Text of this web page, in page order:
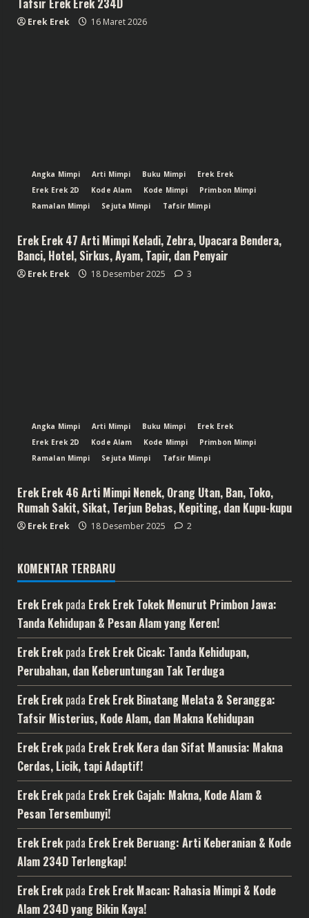
Tafsir Erek Erek 234D
Erek Erek 16 Maret 2026
Angka Mimpi Arti Mimpi Buku Mimpi
Erek Erek
Erek Erek 2D
Kode Alam Kode Mimpi
Primbon Mimpi
Ramalan Mimpi
Sejuta Mimpi Tafsir Mimpi
Erek Erek 47 Arti Mimpi Keladi, Zebra, Upacara Bendera,
Banci, Hotel, Sirkus, Ayam, Tapir, dan Penyair
Erek Erek 18 Desember 2025 3
Angka Mimpi Arti Mimpi Buku Mimpi
Erek Erek
Erek Erek 2D
Kode Alam Kode Mimpi
Primbon Mimpi
Ramalan Mimpi
Sejuta Mimpi Tafsir Mimpi
Erek Erek 46 Arti Mimpi Nenek, Orang Utan, Ban, Toko,
Rumah Sakit, Sikat, Terjun Bebas, Kepiting, dan Kupu-kupu
Erek Erek 18 Desember 2025 2
KOMENTAR TERBARU
Erek Erekpada Erek Erek Tokek Menurut Primbon Jawa:
Tanda Kehidupan & Pesan Alam yang Keren!
Erek Erekpada Erek Erek Cicak: Tanda Kehidupan,
Perubahan, dan Keberuntungan Tak Terduga
Erek Erekpada Erek Erek Binatang Melata & Serangga:
Tafsir Misterius, Kode Alam, dan Makna Kehidupan
Erek Erekpada Erek Erek Kera dan Sifat Manusia: Makna
Cerdas, Licik, tapi Adaptif!
Erek Erekpada Erek Erek Gajah: Makna, Kode Alam &
Pesan Tersembunyi!
Erek Erekpada Erek Erek Beruang: Arti Keberanian & Kode
Alam 234D Terlengkap!
Erek Erekpada Erek Erek Macan: Rahasia Mimpi & Kode
Alam 234D yang Bikin Kaya!